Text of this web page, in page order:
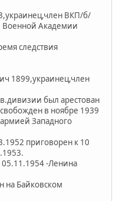
ВКП/б/
Академии
следствия
1899,украинец,член
был арестован
в ноябре 1939
Западного
приговорен к 10
-Ленина
на Байковском